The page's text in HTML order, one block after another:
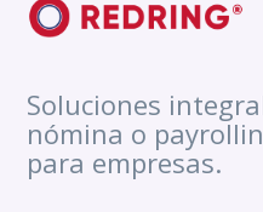
Soluciones
nómina o
para empresas.